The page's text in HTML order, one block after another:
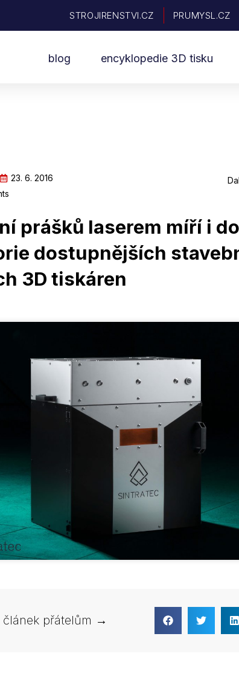
STROJIRENSTVI.CZ PRUMYSL.CZ
blog encyklopedie 3D tisku
23. 6. 2016
prášků laserem míří i do
dostupnějších
3D tiskáren
článek přátelům →